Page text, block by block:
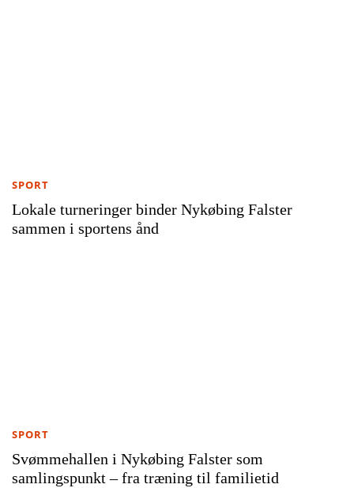
Lokale turneringer binder Nykøbing Falster
sammen i sportens ånd
SPORT
Svømmehallen i Nykøbing Falster som
samlingspunkt – fra træning til familietid
SPORT